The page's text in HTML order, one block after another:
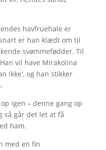
havfruehale er
er han klædt om til
svømmefødder. Til
vil have Mirakolina
ikke', og han stikker
igen – denne gang op
så går det let at få
ham.
med en fin